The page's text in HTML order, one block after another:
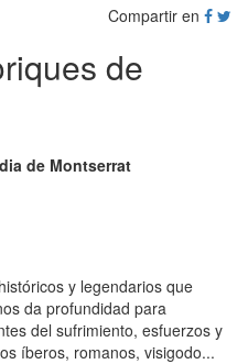
Compartir en
de
de Montserrat
y legendarios que
da profundidad para
del sufrimiento, esfuerzos y
íberos, romanos, visigodo...